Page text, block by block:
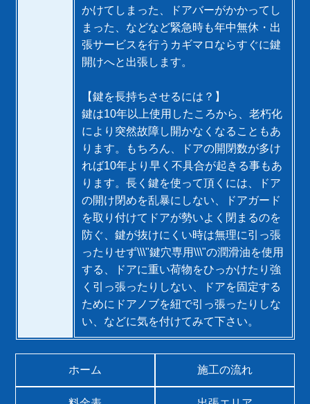
かけてしまった、ドアバーがかかってし
まった、などなど緊急時も年中無休・出
張サービスを行うカギマロならすぐに鍵
開けへと出張します。
【鍵を長持ちさせるには？】
鍵は10年以上使用したころから、老朽化
により突然故障し開かなくなることもあ
ります。もちろん、ドアの開閉数が多け
れば10年より早く不具合が起きる事もあ
ります。長く鍵を使って頂くには、ドア
の開け閉めを乱暴にしない、ドアガード
を取り付けてドアが勢いよく閉まるのを
防ぐ、鍵が抜けにくい時は無理に引っ張
ったりせず\\\"鍵穴専用\\\"の潤滑油を使用
する、ドアに重い荷物をひっかけたり強
く引っ張ったりしない、ドアを固定する
ためにドアノブを紐で引っ張ったりしな
い、などに気を付けてみて下さい。
ホーム 施工の流れ